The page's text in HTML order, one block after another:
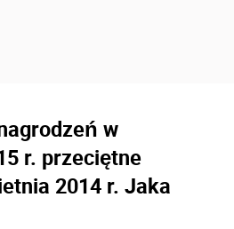
w
r. przeciętne
2014 r. Jaka